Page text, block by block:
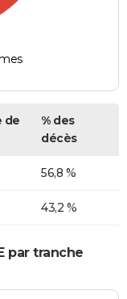
de
% des
décès
56,8 %
43,2 %
par tranche